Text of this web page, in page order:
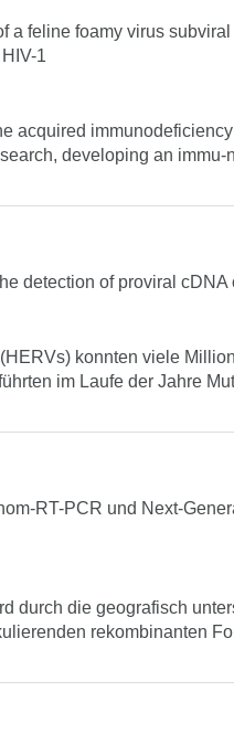
a feline foamy virus
1
acquired
developing an
detection of proviral
konnten viele
im Laufe der Jahre
RT-PCR und Next-
durch die geografisch
rekombinanten